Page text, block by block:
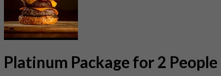
Platinum Package for 2 People